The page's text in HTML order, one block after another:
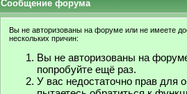
Сообщение форума
Вы не авторизованы на форуме или не имеете
нескольких причин:
Вы не авторизованы на
попробуйте ещё раз.
У вас недостаточно прав для